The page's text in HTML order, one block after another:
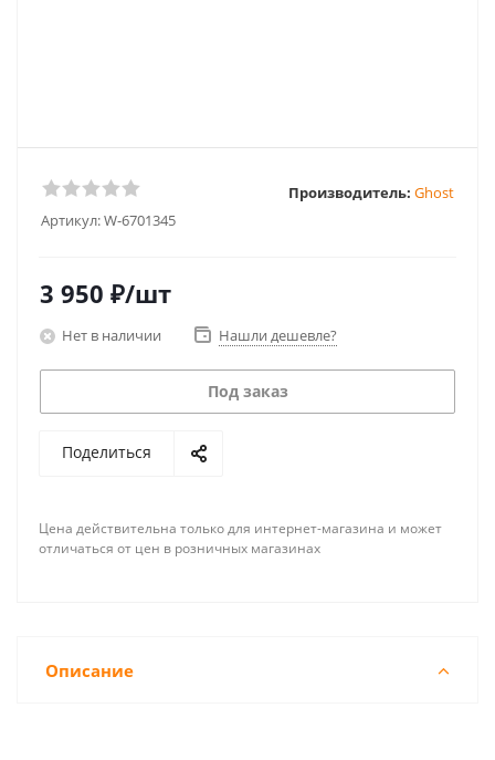
Артикул:W-6701345
Производитель: Ghost
3 950 ₽/шт
Нет в наличии Нашли дешевле?
Под заказ
Поделиться
Цена действительна только для интернет-магазина и может
отличаться от цен в розничных магазинах
Описание